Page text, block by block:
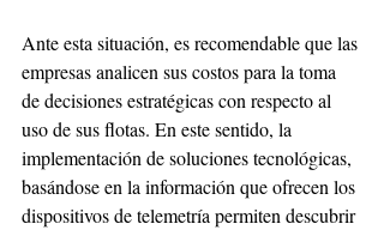
Ante esta situación, es recomendable que las
empresas analicen sus costos para la toma
de decisiones estratégicas con respecto al
uso de sus flotas. En este sentido, la
implementación de soluciones tecnológicas,
basándose en la información que ofrecen los
dispositivos de telemetría permiten descubrir